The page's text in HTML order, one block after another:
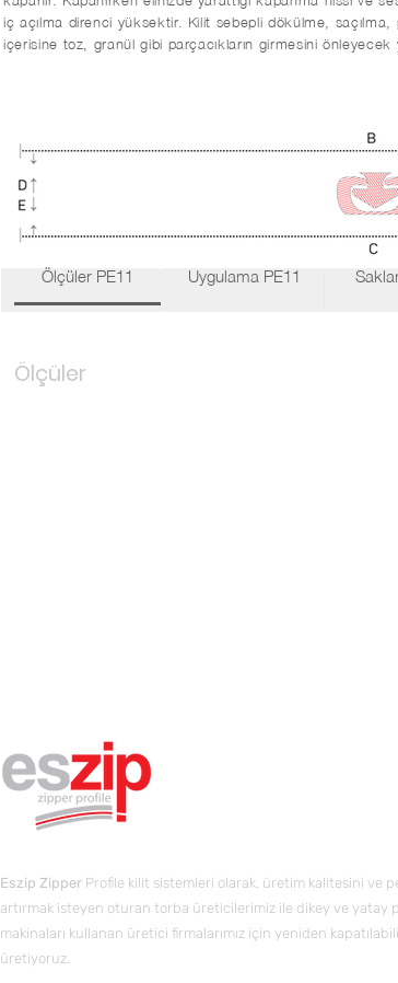
iç açılma direnci yüksektir. Kilit sebepli dökülme,
içerisine toz, granül gibi parçacıkların girmesini önleyecek
Ölçüler PE11 Uygulama PE11
Ölçüler
Eszip Zipper Profile kilit sistemleri olarak, üretim kalitesini ve
artırmak isteyen oturan torba üreticilerimiz ile dikey ve yatay
makinaları kullanan üretici firmalarımız için yeniden
üretiyoruz.